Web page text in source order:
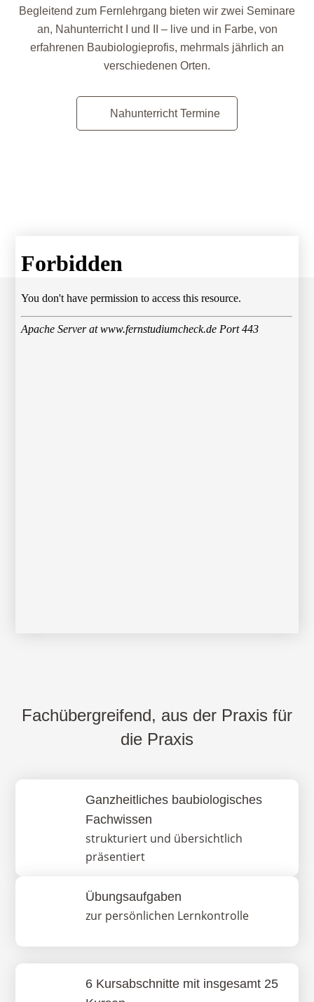
Begleitend zum Fernlehrgang bieten wir zwei Seminare
an, Nahunterricht I und II – live und in Farbe, von
erfahrenen Baubiologieprofis, mehrmals jährlich an
verschiedenen Orten.
Nahunterricht Termine
Fachübergreifend, aus der Praxis für
die Praxis
Ganzheitliches baubiologisches
Fachwissen
strukturiert und übersichtlich
präsentiert
Übungsaufgaben
zur persönlichen Lernkontrolle
6 Kursabschnitte mit insgesamt 25